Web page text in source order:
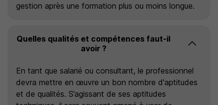
gestion après une formation plus ou moins longue.
Quelles qualités et compétences faut-il
avoir ?
En tant que salarié ou consultant, le professionnel
devra mettre en œuvre un bon nombre d'aptitudes
et de qualités. S’agissant de ses aptitudes